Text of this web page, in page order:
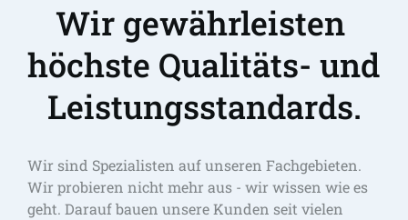
Wir gewährleisten
höchste Qualitäts- und
Leistungsstandards.
Wir sind Spezialisten auf unseren Fachgebieten.
Wir probieren nicht mehr aus - wir wissen wie es
geht. Darauf bauen unsere Kunden seit vielen